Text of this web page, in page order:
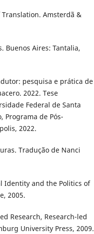
Amsterdã &
Buenos Aires: Tantalia,
pesquisa e prática de
2022. Tese
Federal de Santa
Programa de Pós-
2022.
Tradução de Nanci
Identity and the Politics of
2005.
Research, Research-led
University Press, 2009.